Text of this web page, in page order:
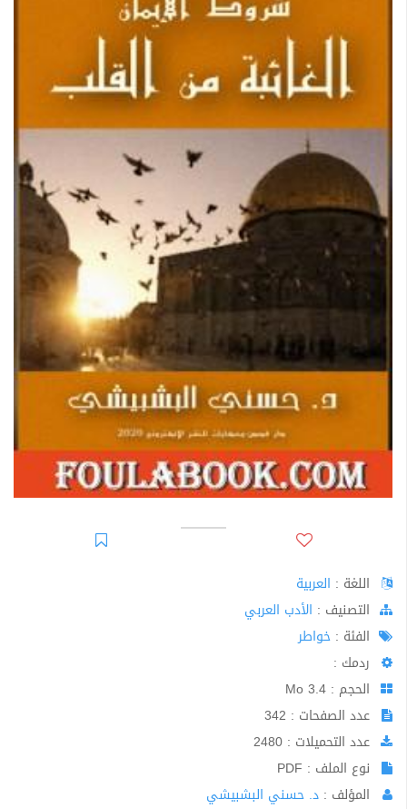
اللغة : العربية
اﻟﺘﺼﻨﻴﻒ : الأدب العربي
الفئة : خواطر
ردمك :
الحجم : 3.4 Mo
عدد الصفحات : 342
عدد التحميلات : 2480
نوع الملف : PDF
المؤلف : د. حسني البشبيشي